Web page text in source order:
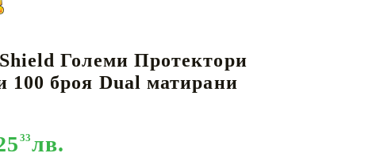
RIFTBOUND: LEAGUE OF LEGENDS
КАРТИ GUNDAM CARD GAME
ДРУГИ
Големи Протектори
100 броя Dual матирани
33лв.